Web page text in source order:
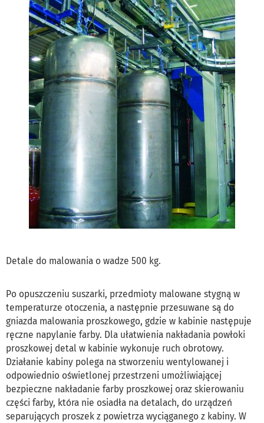
Detale do malowania o wadze 500 kg.
Po opuszczeniu suszarki, przedmioty malowane stygną w
temperaturze otoczenia, a następnie przesuwane są do
gniazda malowania proszkowego, gdzie w kabinie następuje
ręczne napylanie farby. Dla ułatwienia nakładania powłoki
proszkowej detal w kabinie wykonuje ruch obrotowy.
Działanie kabiny polega na stworzeniu wentylowanej i
odpowiednio oświetlonej przestrzeni umożliwiającej
bezpieczne nakładanie farby proszkowej oraz skierowaniu
części farby, która nie osiadła na detalach, do urządzeń
separujących proszek z powietrza wyciąganego z kabiny. W